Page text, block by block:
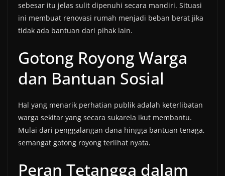
sebesar itu jelas sulit dipenuhi secara mandiri. Situasi
ini membuat renovasi rumah menjadi beban berat jika
tidak ada bantuan dari pihak lain.
Gotong Royong Warga
dan Bantuan Sosial
Hal yang menarik perhatian publik adalah keterlibatan
warga sekitar yang secara sukarela ikut membantu.
Mulai dari penggalangan dana hingga bantuan tenaga,
semangat gotong royong terlihat nyata.
Peran Tetangga dalam